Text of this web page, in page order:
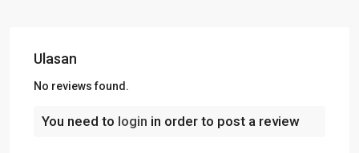
Ulasan
No reviews found.
You need to login in order to post a review